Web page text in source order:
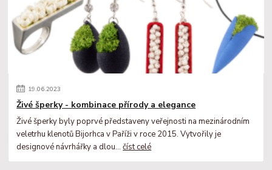
19.06.2023
Živé šperky - kombinace přírody a elegance
Živé šperky byly poprvé představeny veřejnosti na mezinárodním
veletrhu klenotů Bijorhca v Paříži v roce 2015. Vytvořily je
designové návrhářky a dlou...číst celé